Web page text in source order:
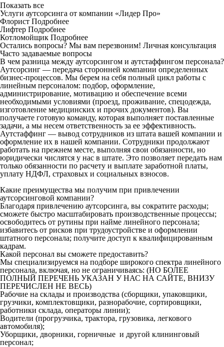
Показать все
Услуги аутсорсинга от компании «Лидер Про»
Флорист Подробнее
Лифтер Подробнее
Котломойщик Подробнее
Остались вопросы? Мы вам перезвоним! Личная консультация
Часто задаваемые вопросы
В чем разница между аутсорсингом и аутстаффингом персонала?
Аутсорсинг — передача сторонней компании определенных
бизнес-процессов. Мы берем на себя полный цикл работы с
линейным персоналом: подбор, оформление,
администрирование, мотивацию и обеспечение всеми
необходимыми условиями (проезд, проживание, спецодежда,
изготовление медицинских и прочих документов). Вы
получаете готовую команду, которая выполняет поставленные
задачи, а мы несем ответственность за ее эффективность.
Аутстаффинг — вывод сотрудников из штата вашей компании и
оформление их в нашей компании. Сотрудники продолжают
работать на прежнем месте, выполняя свои обязанности, но
юридически числятся у нас в штате. Это позволяет передать нам
только обязанности по расчету и выплате заработной платы,
уплату НДФЛ, страховых и социальных взносов.
Какие преимущества мы получим при привлечении
аутсорсинговой компании?
Благодаря привлечению аутсорсинга, вы сократите расходы;
сможете быстро масштабировать производственные процессы;
освободитесь от рутины при найме линейного персонала;
избавитесь от рисков при трудоустройстве и оформлении
штатного персонала; получите доступ к квалифицированным
кадрам.
Какой персонал вы сможете предоставить?
Мы специализируемся на подборе широкого спектра линейного
персонала, включая, но не ограничиваясь: (НО БОЛЕЕ
ПОЛНЫЙ ПЕРЕЧЕНЬ УКАЗАН У НАС НА САЙТЕ, ВНИЗУ
ПЕРЕЧИСЛЕН НЕ ВЕСЬ)
Рабочие на склады и производства (сборщики, упаковщики,
грузчики, комплектовщики, разнорабочие, сортировщики,
работники склада, операторы линии);
Водители (прогрузчика, трактора, грузовика, легкового
автомобиля);
Уборщики, дворники, горничные и другой клининговый
персонал;